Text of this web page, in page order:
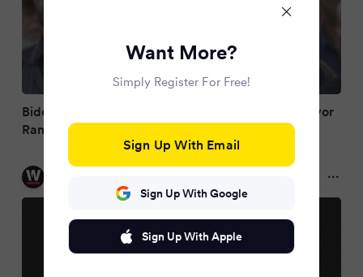
Biden fordert von Israel und Hamas Waffenruhe vor
Ramadan
Want More?
Simply Register For Free!
Sign Up With Email
Sign Up With Google
Sign Up With Apple